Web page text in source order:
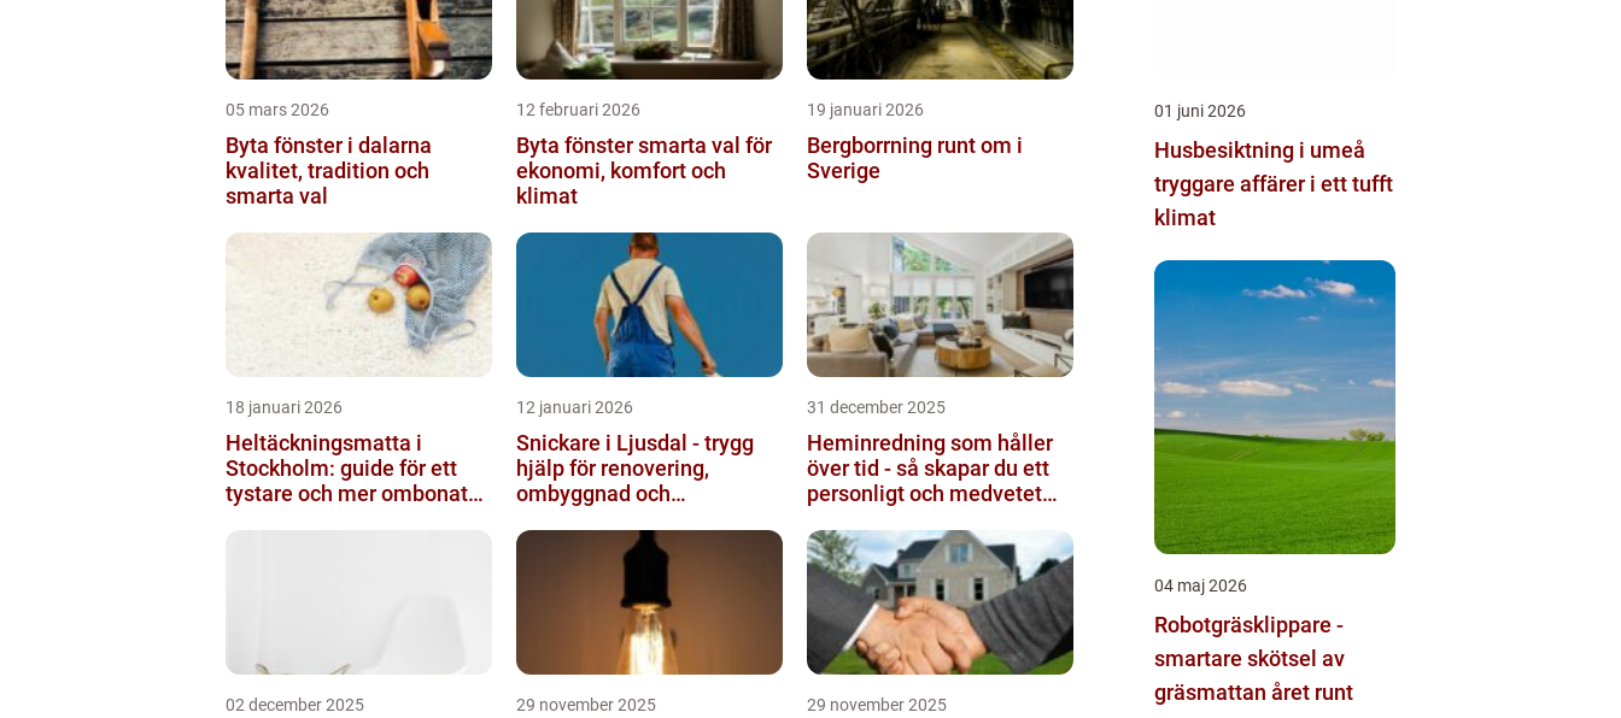
05 mars 2026
Byta fönster i dalarna
kvalitet, tradition och
smarta val
12 februari 2026
Byta fönster smarta val för
ekonomi, komfort och
klimat
19 januari 2026
Bergborrning runt om i
Sverige
18 januari 2026
Heltäckningsmatta i
Stockholm: guide för ett
tystare och mer ombonat
12 januari 2026
Snickare i Ljusdal - trygg
hjälp för renovering,
ombyggnad och
31 december 2025
Heminredning som håller
över tid - så skapar du ett
personligt och medvetet
02 december 2025 29 november 2025 29 november 2025
01 juni 2026
Husbesiktning i umeå
tryggare affärer i ett tufft
klimat
04 maj 2026
Robotgräsklippare -
smartare skötsel av
gräsmattan året runt